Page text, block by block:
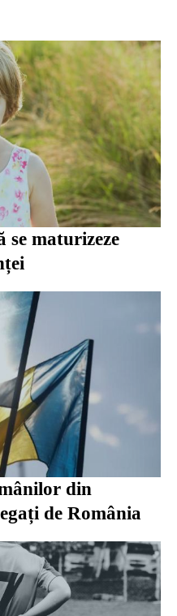
se maturizeze
din
de România